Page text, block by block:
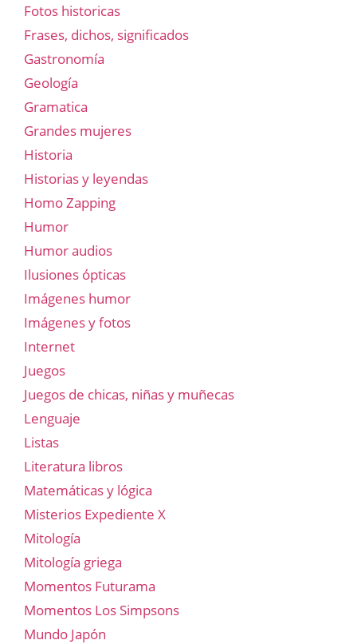
Fotos historicas
Frases, dichos, significados
Gastronomía
Geología
Gramatica
Grandes mujeres
Historia
Historias y leyendas
Homo Zapping
Humor
Humor audios
Ilusiones ópticas
Imágenes humor
Imágenes y fotos
Internet
Juegos
Juegos de chicas, niñas y muñecas
Lenguaje
Listas
Literatura libros
Matemáticas y lógica
Misterios Expediente X
Mitología
Mitología griega
Momentos Futurama
Momentos Los Simpsons
Mundo Japón